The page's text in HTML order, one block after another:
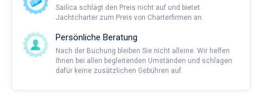
Sailica schlägt den Preis nicht auf und bietet
Jachtcharter zum Preis von Charterfirmen an.
Persönliche Beratung
Nach der Buchung bleiben Sie nicht alleine. Wir helfen
Ihnen bei allen begleitenden Umständen und schlagen
dafür keine zusätzlichen Gebühren auf.